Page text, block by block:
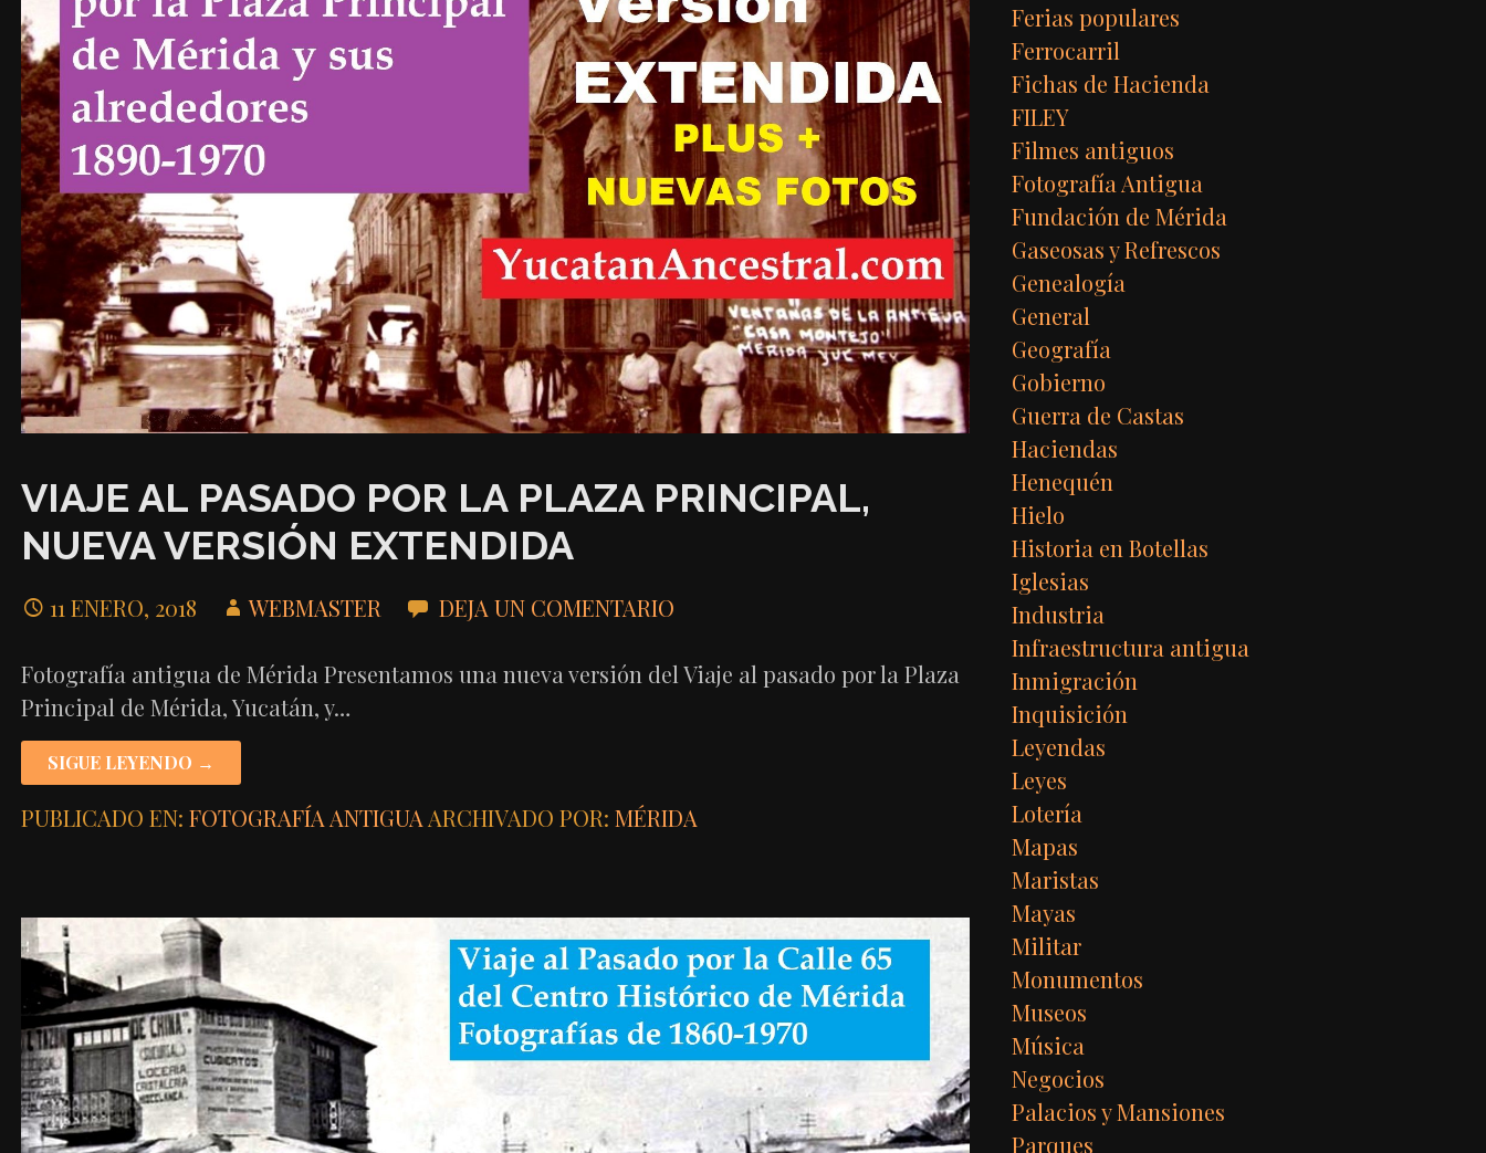
VIAJE AL PASADO POR LA PLAZA PRINCIPAL,
NUEVA VERSIÓN EXTENDIDA
11 ENERO, 2018 WEBMASTER DEJA UN COMENTARIO
Fotografía antigua de Mérida Presentamos una nueva versión del Viaje al pasado por la Plaza
Principal de Mérida, Yucatán, y…
SIGUE LEYENDO →
PUBLICADO EN: FOTOGRAFÍA ANTIGUAARCHIVADO POR: MÉRIDA
Ferias populares
Ferrocarril
Fichas de Hacienda
FILEY
Filmes antiguos
Fotografía Antigua
Fundación de Mérida
Gaseosas y Refrescos
Genealogía
General
Geografía
Gobierno
Guerra de Castas
Haciendas
Henequén
Hielo
Historia en Botellas
Iglesias
Industria
Infraestructura antigua
Inmigración
Inquisición
Leyendas
Leyes
Lotería
Mapas
Maristas
Mayas
Militar
Monumentos
Museos
Música
Negocios
Palacios y Mansiones
Parques